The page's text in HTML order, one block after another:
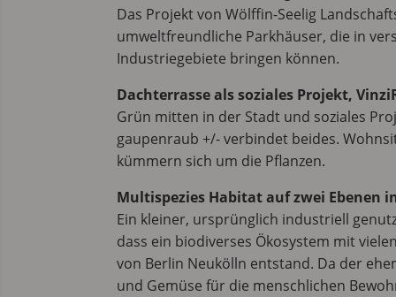
Das Projekt von Wölffin-Seelig
umweltfreundliche Parkhäuser, die in
Industriegebiete bringen können.
Dachterrasse als soziales Projekt,
Grün mitten in der Stadt und soziales
gaupenraub +/- verbindet beides.
kümmern sich um die Pflanzen.
Multispezies Habitat auf zwei Ebenen
Ein kleiner, ursprünglich industriell
dass ein biodiverses Ökosystem mit
von Berlin Neukölln entstand. Da der
und Gemüse für die menschlichen